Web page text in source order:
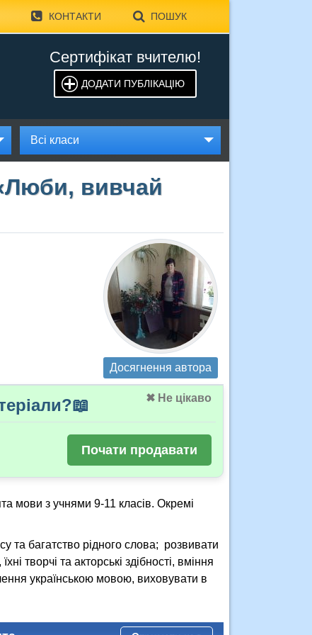
КОНТАКТИ ПОШУК
Сертифікат вчителю!
ДОДАТИ ПУБЛІКАЦІЮ
Всі класи
вивчай
Досягнення автора
✖ Не цікаво
Почати продавати
мови з учнями 9-11 класів. Окремі
та багатство рідного слова; розвивати
творчі та акторські здібності, вміння
українською мовою, виховувати в